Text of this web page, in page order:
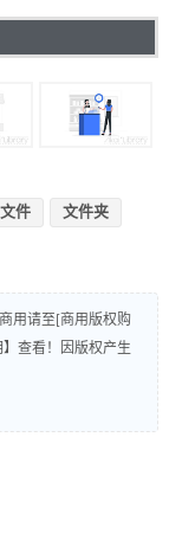
文件 文件夹
用请至[商用版权购
查看！因版权产生